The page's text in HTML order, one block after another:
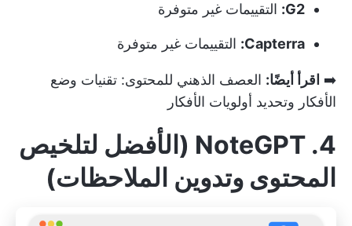
G2: التقييمات غير متوفرة
Capterra: التقييمات غير متوفرة
➡️ اقرأ أيضًا: العصف الذهني للمحتوى: تقنيات وضع
الأفكار وتحديد أولويات الأفكار
4. NoteGPT (الأفضل لتلخيص
المحتوى وتدوين الملاحظات)